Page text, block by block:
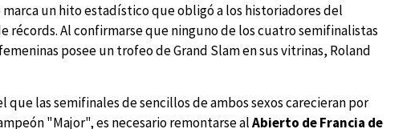
un hito estadístico que obligó a los historiadores del
récords. Al confirmarse que ninguno de los cuatro semifinalistas
posee un trofeo de Grand Slam en sus vitrinas, Roland
las semifinales de sencillos de ambos sexos carecieran por
"Major", es necesario remontarse alAbierto de Francia de